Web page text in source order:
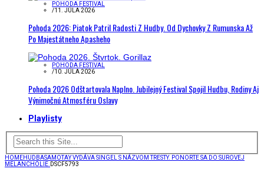
POHODA FESTIVAL
/11. JÚLA 2026
Pohoda 2026: Piatok Patril Radosti Z Hudby. Od Dychovky Z Rumunska Až
Po Majestátneho Apasheho
POHODA FESTIVAL
/10. JÚLA 2026
Pohoda 2026 Odštartovala Naplno. Jubilejný Festival Spojil Hudbu, Rodiny Aj
Výnimočnú Atmosféru Oslavy
Playlisty
HOMEHUDBASAMOTAY VYDÁVA SINGEL S NÁZVOM TRESTY. PONORTE SA DO SUROVEJ
MELANCHÓLIE. DSCF5793